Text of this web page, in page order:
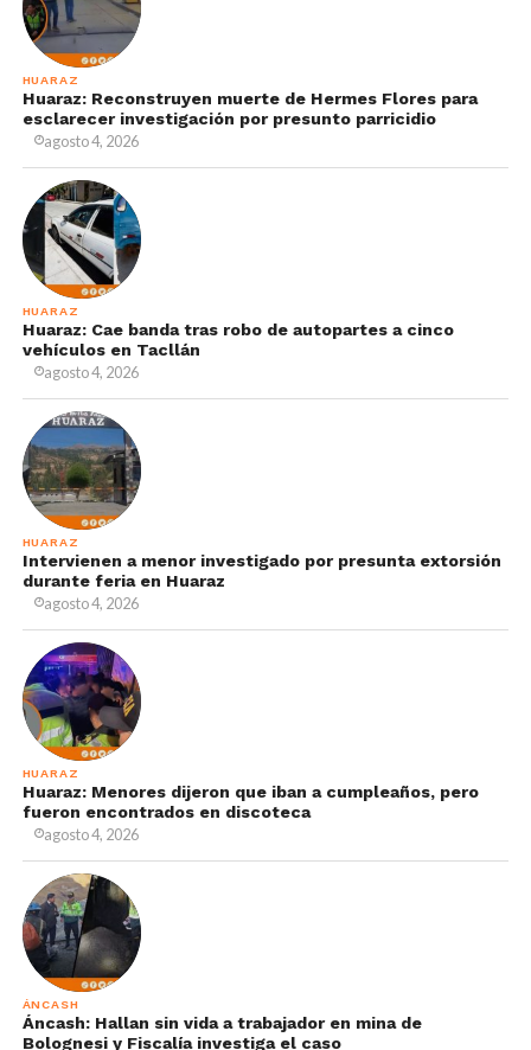
HUARAZ
Huaraz: Reconstruyen muerte de Hermes Flores para
esclarecer investigación por presunto parricidio
agosto 4, 2026
HUARAZ
Huaraz: Cae banda tras robo de autopartes a cinco
vehículos en Tacllán
agosto 4, 2026
HUARAZ
Intervienen a menor investigado por presunta extorsión
durante feria en Huaraz
agosto 4, 2026
HUARAZ
Huaraz: Menores dijeron que iban a cumpleaños, pero
fueron encontrados en discoteca
agosto 4, 2026
ÁNCASH
Áncash: Hallan sin vida a trabajador en mina de
Bolognesi y Fiscalía investiga el caso